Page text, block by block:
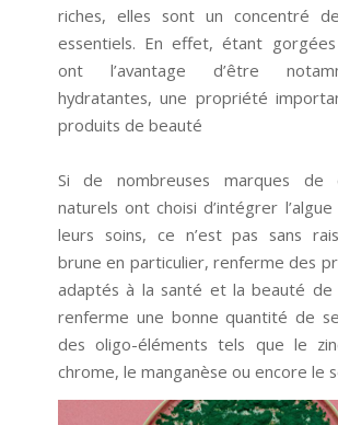
riches, elles sont un concentré
essentiels. En effet, étant gorgées
ont l’avantage d’être
hydratantes, une propriété
produits de beauté
Si de nombreuses marques de
naturels ont choisi d’intégrer
leurs soins, ce n’est pas sans
brune en particulier, renferme des
adaptés à la santé et la beauté de
renferme une bonne quantité de
des oligo-éléments tels que le
chrome, le manganèse ou encore le